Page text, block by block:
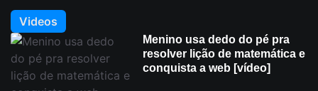
Videos
Menino usa dedo do pé pra
resolver lição de matemática e
conquista a web [vídeo]